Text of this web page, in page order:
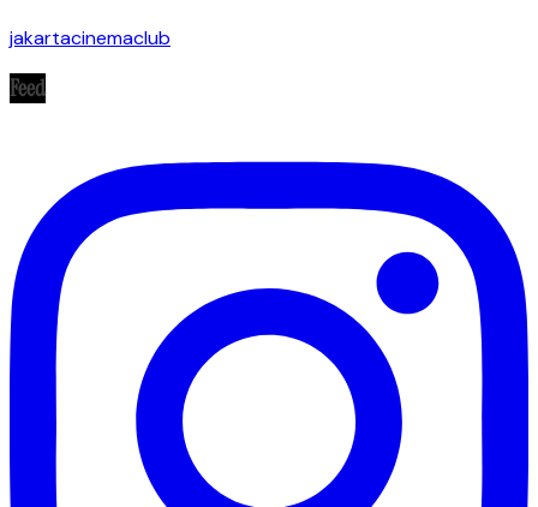
jakartacinemaclub
Feed